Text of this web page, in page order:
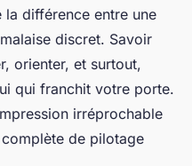
la différence entre une
discret. Savoir
orienter, et surtout,
qui franchit votre porte.
irréprochable
de pilotage